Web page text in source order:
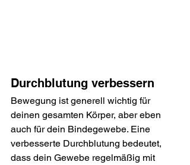
Durchblutung verbessern
Bewegung ist generell wichtig für
deinen gesamten Körper, aber eben
auch für dein Bindegewebe. Eine
verbesserte Durchblutung bedeutet,
dass dein Gewebe regelmäßig mit